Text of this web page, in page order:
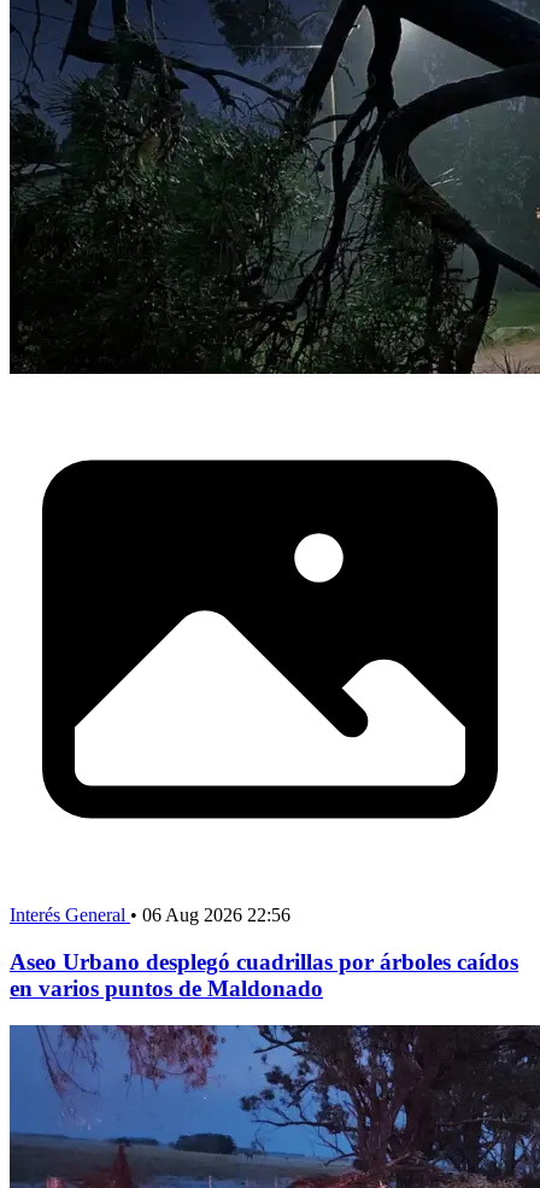
Interés General • 06 Aug 2026 22:56
Aseo Urbano desplegó cuadrillas por árboles caídos
en varios puntos de Maldonado